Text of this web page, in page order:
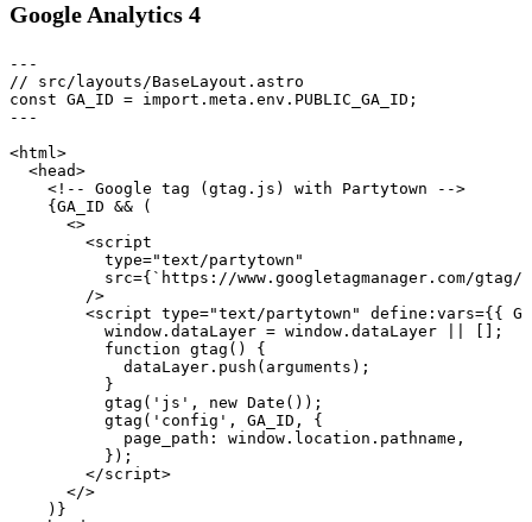
Google Analytics 4
---
// src/layouts/BaseLayout.astro
const GA_ID = import.meta.env.PUBLIC_GA_ID;
---
<html>
  <head>
    <!-- Google tag (gtag.js) with Partytown -->
    {GA_ID && (
      <>
        <script
          type="text/partytown"
src={`https://www.googletagmanager.com/gtag/
        />
<script type="text/partytown" define:vars={{
          window.dataLayer = window.dataLayer || [];
          function gtag() {
            dataLayer.push(arguments);
          }
          gtag('js', new Date());
          gtag('config', GA_ID, {
            page_path: window.location.pathname,
          });
        </script>
      </>
    )}